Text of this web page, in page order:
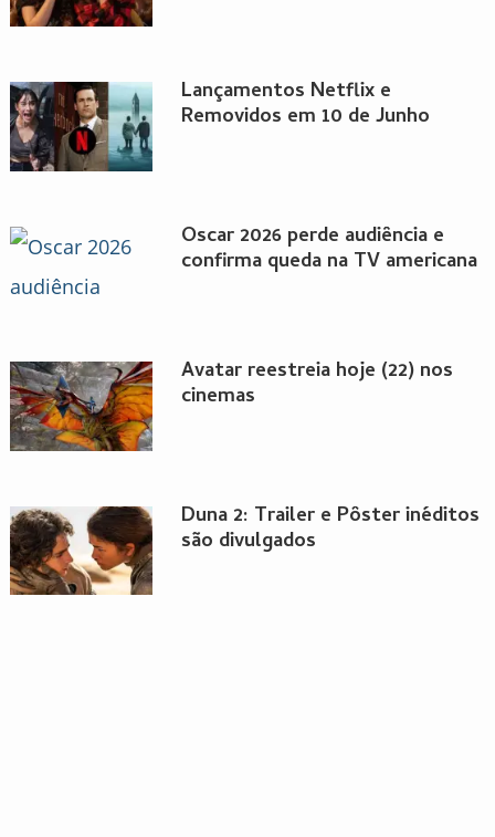
Lançamentos Netflix e
Removidos em 10 de Junho
Oscar 2026 perde audiência e
confirma queda na TV americana
Avatar reestreia hoje (22) nos
cinemas
Duna 2: Trailer e Pôster inéditos
são divulgados